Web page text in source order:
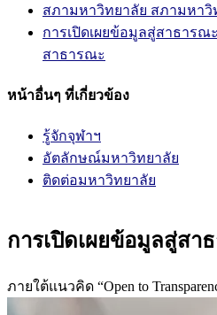
สภามหาวิทยาลัย สภามหาวิ
การเปิดเผยข้อมูลสู่สาธารณะ
สาธารณะ
หน้าอื่นๆ ที่เกี่ยวข้อง
รู้จักจุฬาฯ
อัตลักษณ์มหาวิทยาลัย
ติดต่อมหาวิทยาลัย
การเปิดเผยข้อมูลสู่สา
ภายใต้แนวคิด “Open to